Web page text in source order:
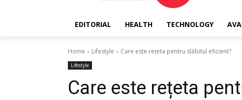
EDITORIAL HEALTH TECHNOLOGY
Home Lifestyle Care este rețeta pentru slăbitul eficient?
Lifestyle
Care este rețeta